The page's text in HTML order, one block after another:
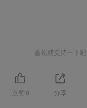
喜欢就支持一下吧
点赞 0 分享